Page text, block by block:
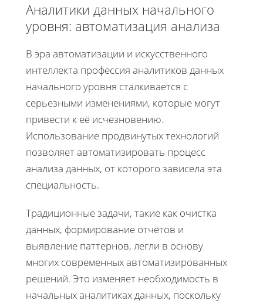
Аналитики данных начального
уровня: автоматизация анализа
В эра автоматизации и искусственного
интеллекта профессия аналитиков данных
начального уровня сталкивается с
серьезными изменениями, которые могут
привести к её исчезновению.
Использование продвинутых технологий
позволяет автоматизировать процесс
анализа данных, от которого зависела эта
специальность.
Традиционные задачи, такие как очистка
данных, формирование отчётов и
выявление паттернов, легли в основу
многих современных автоматизированных
решений. Это изменяет необходимость в
начальных аналитиках данных, поскольку